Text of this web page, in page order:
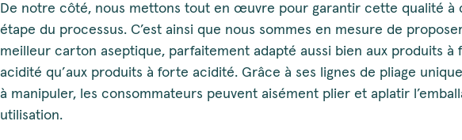
De notre côté, nous mettons tout en œuvre pour garantir cette qualité à
étape du processus. C’est ainsi que nous sommes en mesure de
meilleur carton aseptique, parfaitement adapté aussi bien aux produits à
acidité qu’aux produits à forte acidité. Grâce à ses lignes de pliage
à manipuler, les consommateurs peuvent aisément plier et aplatir
utilisation.